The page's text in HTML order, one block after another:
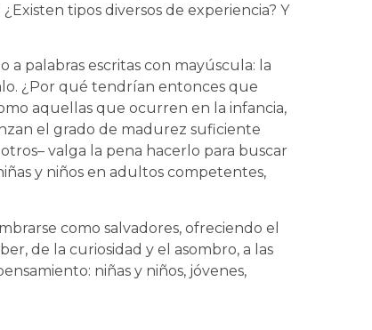
tipos diversos de experiencia? Y
palabras escritas con mayúscula: la
¿Por qué tendrían entonces que
aquellas que ocurren en la infancia,
el grado de madurez suficiente
valga la pena hacerlo para buscar
y niños en adultos competentes,
como salvadores, ofreciendo el
de la curiosidad y el asombro, a las
niñas y niños, jóvenes,